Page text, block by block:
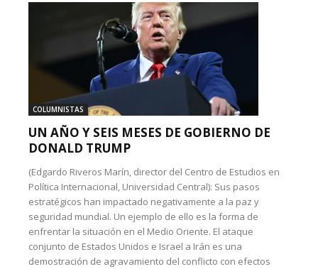
COLUMNISTAS
UN AÑO Y SEIS MESES DE GOBIERNO DE
DONALD TRUMP
(Edgardo Riveros Marín, director del Centro de Estudios en
Política Internacional, Universidad Central): Sus pasos
estratégicos han impactado negativamente a la paz y
seguridad mundial. Un ejemplo de ello es la forma de
enfrentar la situación en el Medio Oriente. El ataque
conjunto de Estados Unidos e Israel a Irán es una
demostración de agravamiento del conflicto con efectos